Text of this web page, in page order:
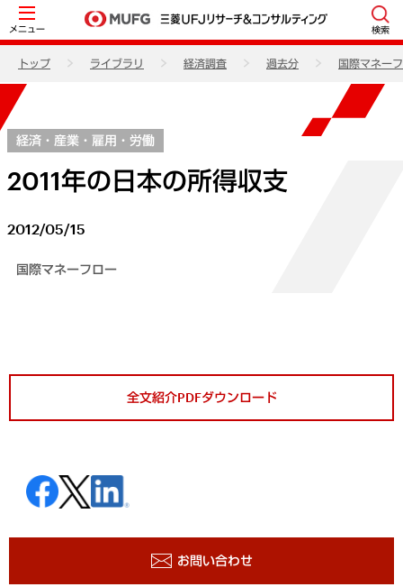
メニュー 検索
トップ ライブラリ 経済調査 過去分 国際マネー
経済・産業・雇用・労働
2011年の日本の所得収支
2012/05/15
国際マネーフロー
全文紹介PDFダウンロード
お問い合わせ